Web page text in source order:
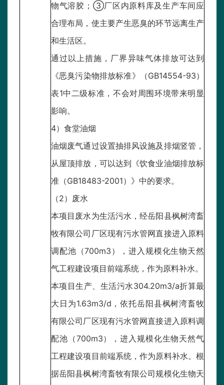
物气溶胶；③厂区内原料库及生产车间应
合理布局，使主要产生恶臭的环节远离生产
和生活区。
通过以上措施，厂界异味气体排放可达到
《恶臭污染物排放标准》（GB14554-93）
表1中二级标准，不会对周围环境带来明显
影响。
4）食堂油烟
油烟废气通过设置抽排风设施及排烟竖管，
从屋顶排放，可以达到《饮食业油烟排放标
准（GB18483-2001）》中的要求。
（2）废水
本项目废水为生活污水，经岳阳县枫树湾畜
牧有限公司厂区现有污水管网直接进入原料
调配池（700m3），进入规模化生物天然
气工程建设项目前端系统，作为原料补水。
本项目生产、生活污水304.20m3/a折算最
大日为1.63m3/d，依托岳阳县枫树湾畜牧
有限公司厂区现有污水管网直接进入原料调
配池（700m3），进入规模化生物天然气
工程建设项目前端系统，作为原料补水。根
据岳阳县枫树湾畜牧有限公司规模化生物天